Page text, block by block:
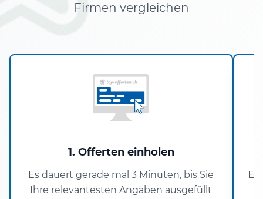
Firmen vergleichen
1. Offerten einholen
Es dauert gerade mal 3 Minuten, bis Sie
Ihre relevantesten Angaben ausgefüllt